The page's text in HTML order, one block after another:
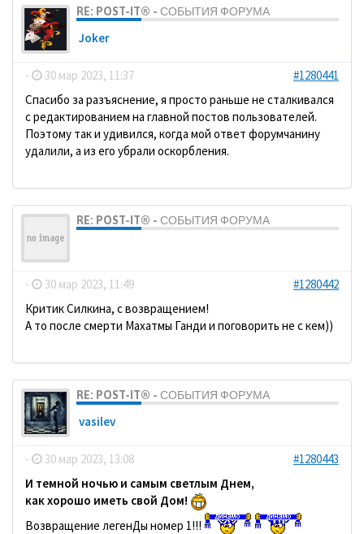
RE: POST-IT® - СОБЫТИЯ ФОРУМА
Joker
- 30 мар 2023, 11:37
#1280441
Спасибо за разъяснение, я просто раньше не сталкивался
с редактированием на главной постов пользователей.
Поэтому так и удивился, когда мой ответ форумчанину
удалили, а из его убрали оскорбления.
RE: POST-IT® - СОБЫТИЯ ФОРУМА
- 30 мар 2023, 11:49
#1280442
Критик Силкина, с возвращением!
А то после смерти Махатмы Ганди и поговорить не с кем))
RE: POST-IT® - СОБЫТИЯ ФОРУМА
vasilev
- 30 мар 2023, 13:08
#1280443
И темной ночью и самым светлым Днем,
как хорошо иметь свой Дом!
Возвращение легенДы номер 1!!!